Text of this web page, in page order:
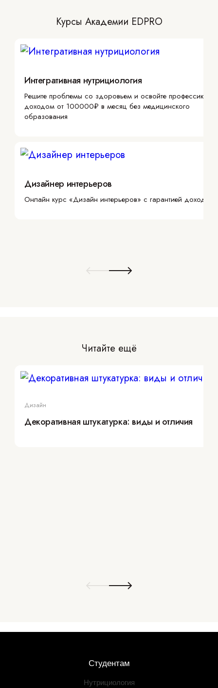
Курсы Академии EDPRO
Интегративная нутрициология
Решите проблемы со здоровьем и освойте профессию с
доходом от 100000₽ в месяц без медицинского
образования
Дизайнер интерьеров
Онлайн курс «Дизайн интерьеров» с гарантией дохода
Читайте ещё
Дизайн
Декоративная штукатурка: виды и отличия
Студентам
Нутрициология